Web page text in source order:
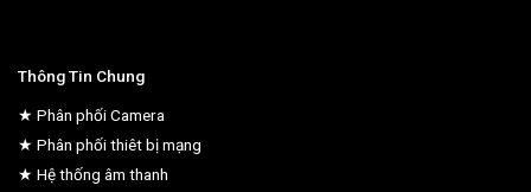
Thông Tin Chung
★ Phân phối Camera
★ Phân phối thiêt bị mạng
★ Hệ thống âm thanh